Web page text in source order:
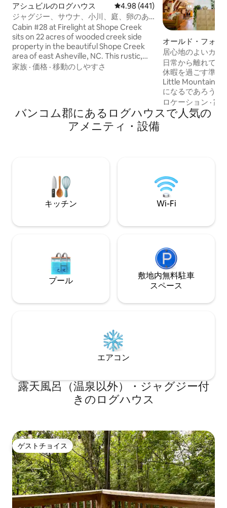
アシュビルのログハウス レビュー441件、5つ星中4.98つ
4.98 (441)
ジャグジー、サウナ、小川、庭、卵のあ
るモダンなキャビン！
Cabin #28 at Firelight at Shope Creek
sits on 22 acres of wooded creek side
property in the beautiful Shope Creek
area of east Asheville, NC. This rustic,
modern home shares the property with
家族 · 価格 · 移動のしやすさ
オールド・フォー
ス
居心地のよいカス
ジー • カタワバ滝
日常から離れて、
休暇を過ごす準備
Little Mountain
になるであろう新
ーカーの森の中に
分の距離にあると
なく、プライバシ
「
い！ **カレンダーに関する情報：下部の
「よくある質問」
ロケーション ·家
バンコム郡にあるログハウスで人気の
アメニティ・設備
キッチン Wi-Fi
プール
敷地内無料駐⁠車
ス⁠ペ⁠ー⁠ス
エアコン
露天風呂（温泉以外）・ジャグジー付
きのログハウス
ゲストチョイス
ゲストチョイス